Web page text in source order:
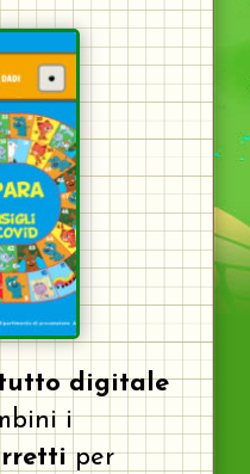
digitale
i
per